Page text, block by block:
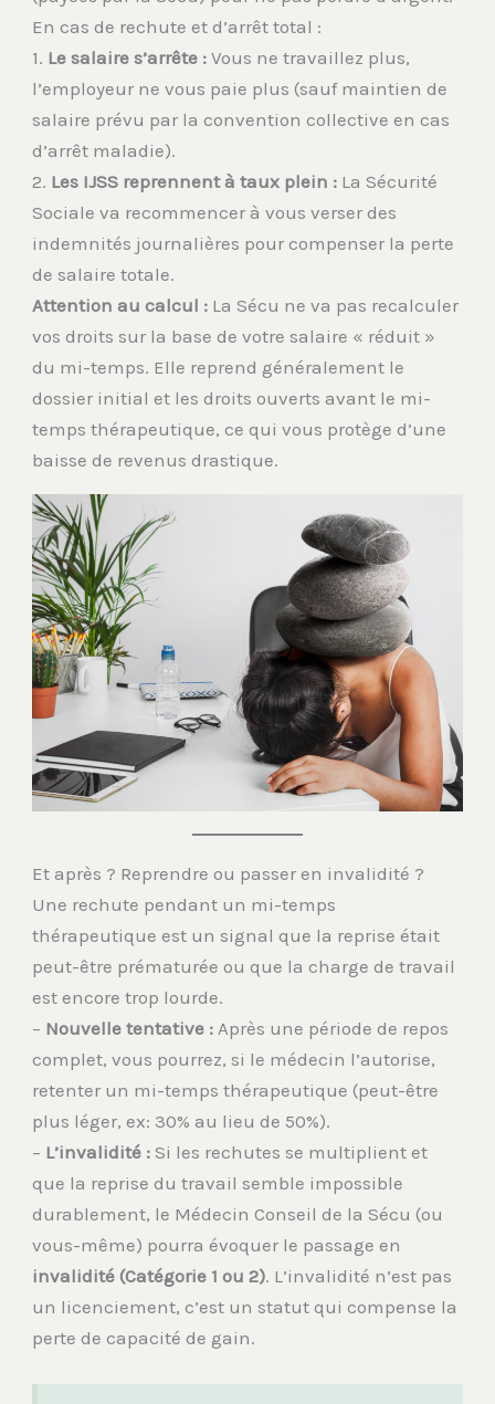
En cas de rechute et d’arrêt total :
1. Le salaire s’arrête : Vous ne travaillez plus,
l’employeur ne vous paie plus (sauf maintien de
salaire prévu par la convention collective en cas
d’arrêt maladie).
2. Les IJSS reprennent à taux plein : La Sécurité
Sociale va recommencer à vous verser des
indemnités journalières pour compenser la perte
de salaire totale.
Attention au calcul : La Sécu ne va pas recalculer
vos droits sur la base de votre salaire « réduit »
du mi-temps. Elle reprend généralement le
dossier initial et les droits ouverts avant le mi-
temps thérapeutique, ce qui vous protège d’une
baisse de revenus drastique.
Et après ? Reprendre ou passer en invalidité ?
Une rechute pendant un mi-temps
thérapeutique est un signal que la reprise était
peut-être prématurée ou que la charge de travail
est encore trop lourde.
– Nouvelle tentative : Après une période de repos
complet, vous pourrez, si le médecin l’autorise,
retenter un mi-temps thérapeutique (peut-être
plus léger, ex: 30% au lieu de 50%).
– L’invalidité : Si les rechutes se multiplient et
que la reprise du travail semble impossible
durablement, le Médecin Conseil de la Sécu (ou
vous-même) pourra évoquer le passage en
invalidité (Catégorie 1 ou 2). L’invalidité n’est pas
un licenciement, c’est un statut qui compense la
perte de capacité de gain.